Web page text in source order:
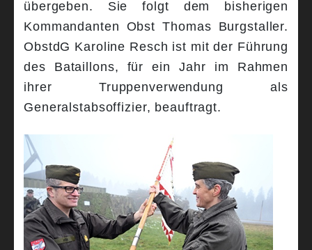
übergeben. Sie folgt dem bisherigen
Kommandanten Obst Thomas Burgstaller.
ObstdG Karoline Resch ist mit der Führung
des Bataillons, für ein Jahr im Rahmen
ihrer Truppenverwendung als
Generalstabsoffizier, beauftragt.